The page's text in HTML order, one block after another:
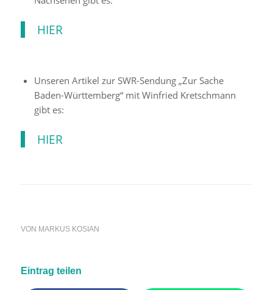
HIER
Unseren Artikel zur SWR-Sendung „Zur Sache
Baden-Württemberg“ mit Winfried Kretschmann
gibt es:
HIER
VON MARKUS KOSIAN
Eintrag teilen